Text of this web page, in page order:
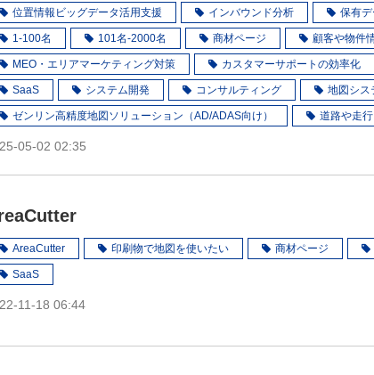
位置情報ビッグデータ活用支援 インバウンド分析 保有
1-100名 101名-2000名 商材ページ 顧客や物件
MEO・エリアマーケティング対策 カスタマーサポートの効率化
SaaS システム開発 コンサルティング 地図シス
ゼンリン高精度地図ソリューション（AD/ADAS向け） 道路や走
05-02 02:35
AreaCutter 印刷物で地図を使いたい 商材ページ
SaaS
11-18 06:44